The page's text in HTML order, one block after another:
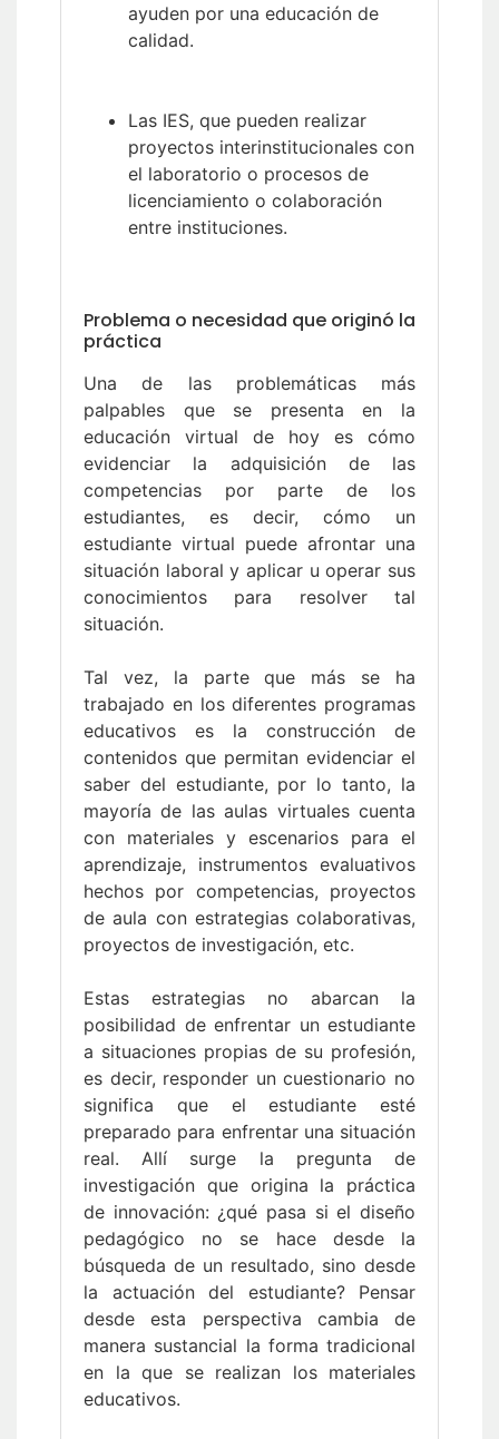
ayuden por una educación de
calidad.
Las IES, que pueden realizar
proyectos interinstitucionales con
el laboratorio o procesos de
licenciamiento o colaboración
entre instituciones.
Problema o necesidad que originó la
práctica
Una de las problemáticas más
palpables que se presenta en la
educación virtual de hoy es cómo
evidenciar la adquisición de las
competencias por parte de los
estudiantes, es decir, cómo un
estudiante virtual puede afrontar una
situación laboral y aplicar u operar sus
conocimientos para resolver tal
situación.
Tal vez, la parte que más se ha
trabajado en los diferentes programas
educativos es la construcción de
contenidos que permitan evidenciar el
saber del estudiante, por lo tanto, la
mayoría de las aulas virtuales cuenta
con materiales y escenarios para el
aprendizaje, instrumentos evaluativos
hechos por competencias, proyectos
de aula con estrategias colaborativas,
proyectos de investigación, etc.
Estas estrategias no abarcan la
posibilidad de enfrentar un estudiante
a situaciones propias de su profesión,
es decir, responder un cuestionario no
significa que el estudiante esté
preparado para enfrentar una situación
real. Allí surge la pregunta de
investigación que origina la práctica
de innovación: ¿qué pasa si el diseño
pedagógico no se hace desde la
búsqueda de un resultado, sino desde
la actuación del estudiante? Pensar
desde esta perspectiva cambia de
manera sustancial la forma tradicional
en la que se realizan los materiales
educativos.